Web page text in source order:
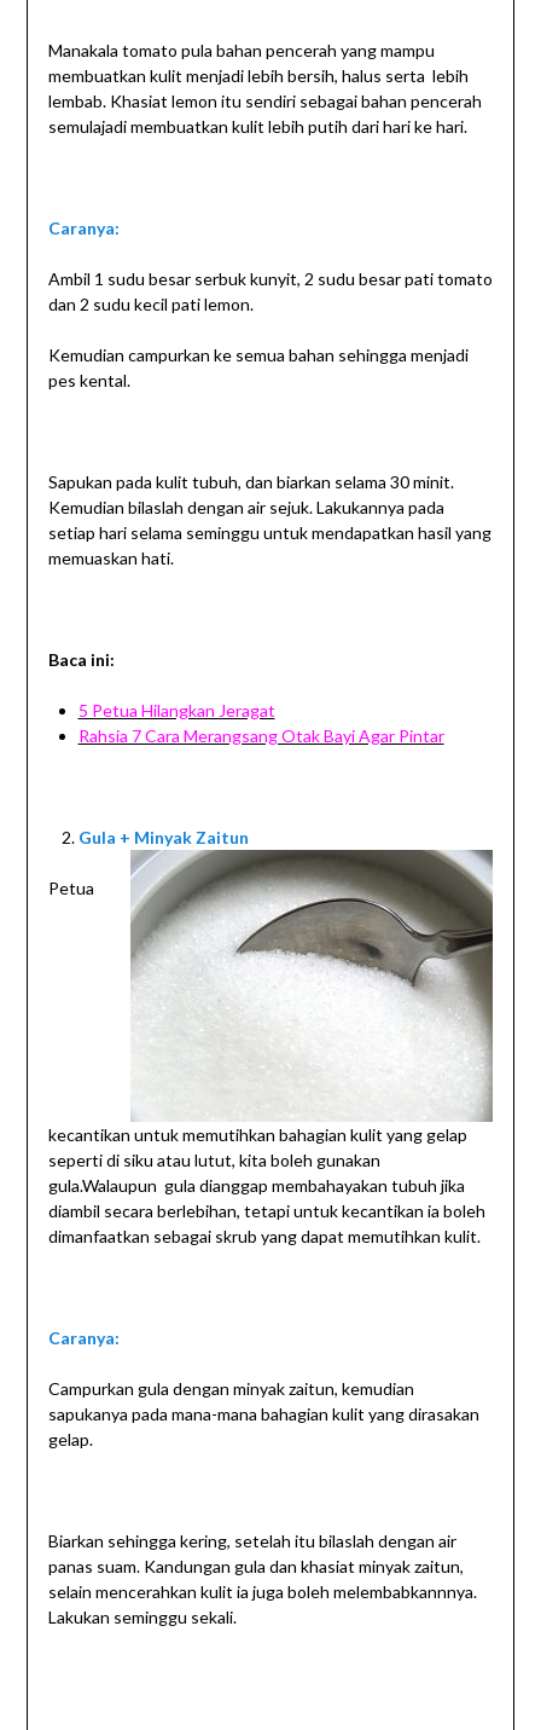
Manakala tomato pula bahan pencerah yang mampu
membuatkan kulit menjadi lebih bersih, halus serta lebih
lembab. Khasiat lemon itu sendiri sebagai bahan pencerah
semulajadi membuatkan kulit lebih putih dari hari ke hari.
Caranya:
Ambil 1 sudu besar serbuk kunyit, 2 sudu besar pati tomato
dan 2 sudu kecil pati lemon.
Kemudian campurkan ke semua bahan sehingga menjadi
pes kental.
Sapukan pada kulit tubuh, dan biarkan selama 30 minit.
Kemudian bilaslah dengan air sejuk. Lakukannya pada
setiap hari selama seminggu untuk mendapatkan hasil yang
memuaskan hati.
Baca ini:
5 Petua Hilangkan Jeragat
Rahsia 7 Cara Merangsang Otak Bayi Agar Pintar
Gula + Minyak Zaitun
Petua
kecantikan untuk memutihkan bahagian kulit yang gelap
seperti di siku atau lutut, kita boleh gunakan
gula.Walaupun gula dianggap membahayakan tubuh jika
diambil secara berlebihan, tetapi untuk kecantikan ia boleh
dimanfaatkan sebagai skrub yang dapat memutihkan kulit.
Caranya:
Campurkan gula dengan minyak zaitun, kemudian
sapukanya pada mana-mana bahagian kulit yang dirasakan
gelap.
Biarkan sehingga kering, setelah itu bilaslah dengan air
panas suam. Kandungan gula dan khasiat minyak zaitun,
selain mencerahkan kulit ia juga boleh melembabkannnya.
Lakukan seminggu sekali.